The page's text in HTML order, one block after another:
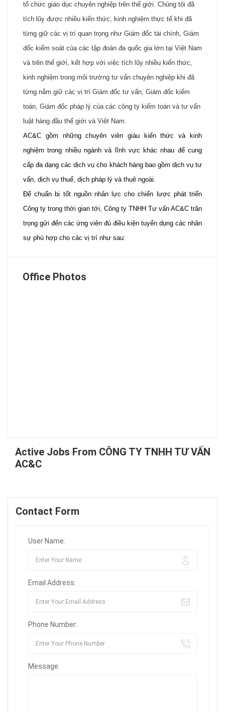
tổ chức giáo dục chuyên nghiệp trên thế giới. Chúng tôi đã
tích lũy được nhiều kiến thức, kinh nghiệm thực tế khi đã
từng giữ các vị trí quan trọng như Giám đốc tài chính, Giám
đốc kiểm soát của các tập đoàn đa quốc gia lớn tại Việt Nam
và trên thế giới, kết hợp với việc tích lũy nhiều kiến thức,
kinh nghiệm trong môi trường tư vấn chuyên nghiệp khi đã
từng nắm giữ các vị trí Giám đốc tư vấn, Giám đốc kiểm
toán, Giám đốc pháp lý của các công ty kiểm toán và tư vấn
luật hàng đầu thế giới và Việt Nam.
AC&C gồm những chuyên viên giàu kiến thức và kinh
nghiệm trong nhiều ngành và lĩnh vực khác nhau để cung
cấp đa dạng các dịch vụ cho khách hàng bao gồm dịch vụ tư
vấn, dịch vụ thuế, dịch pháp lý và thuê ngoài.
Để chuẩn bị tốt nguồn nhân lực cho chiến lược phát triển
Công ty trong thời gian tới, Công ty TNHH Tư vấn AC&C trân
trọng gửi đến các ứng viên đủ điều kiện tuyển dụng các nhân
sự phù hợp cho các vị trí như sau:
Office Photos
Active Jobs From CÔNG TY TNHH TƯ VẤN
AC&C
Contact Form
User Name:
Email Address:
Phone Number:
Message: